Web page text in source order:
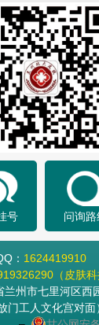
号 问询路
： 1624419910
（皮肤科
兰州市七里河区西
门工人文化宫对面